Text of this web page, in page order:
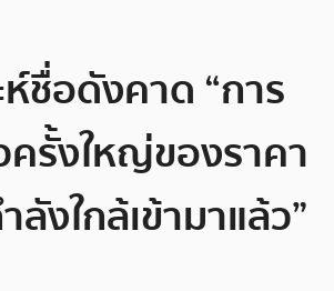
ห์ชื่อดังคาด “การ
ครั้งใหญ่ของราคา
งใกล้เข้ามาแล้ว”